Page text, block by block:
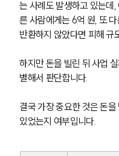
는 사례도 발생하고 있는데
른 사람에게는 6억 원, 또
반환하지 않았다면 피해 규
하지만 돈을 빌린 뒤 사업
별해서 판단합니다.
결국 가장 중요한 것은 돈
있었는지 여부입니다.